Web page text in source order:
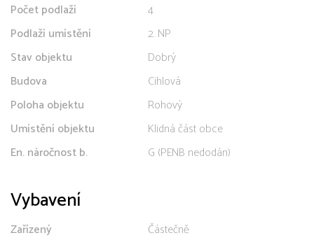
Počet podlaží
4
Podlaží umístění
2. NP
Stav objektu
Dobrý
Budova
Cihlová
Poloha objektu
Rohový
Umístění objektu
Klidná část obce
En. náročnost b.
G (PENB nedodán)
Vybavení
Zařízený Částečně